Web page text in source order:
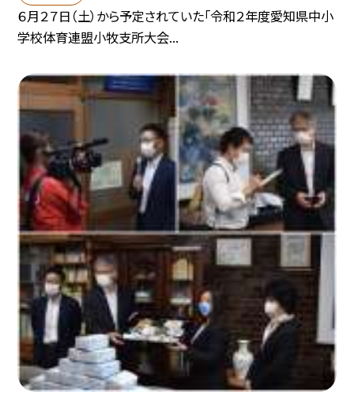
６月２７日（土）から予定されていた「令和２年度愛知県中小
学校体育連盟小牧支所大会...